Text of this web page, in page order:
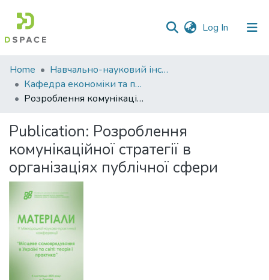
Log In (current)
Communities
&
Collections
Statistics
Home
Навчально-науковий інститут економіки, управління, права та інформаційних технологій
Кафедра економіки та публічного управління
Розроблення комунікаційної стратегії в організаціях публічної сфери
Publication: Розроблення
комунікаційної стратегії в
організаціях публічної сфери